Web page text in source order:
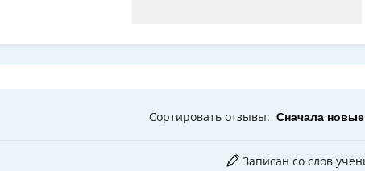
Сортировать отзывы:
Записан со слов